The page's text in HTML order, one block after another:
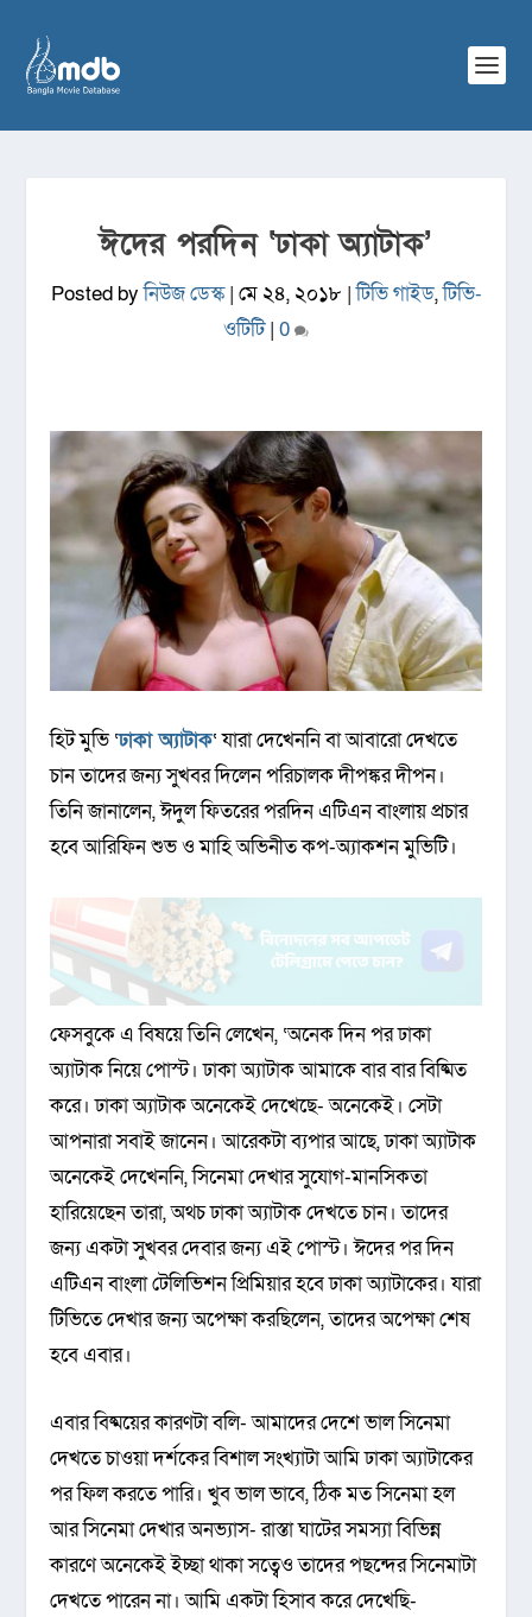
ঈদের পরদিন ‘ঢাকা অ্যাটাক’
Posted byনিউজ ডেস্ক| মে ২৪, ২০১৮ |টিভি গাইড,টিভি-
ওটিটি| 0
হিট মুভি ‘ঢাকা অ্যাটাক‘ যারা দেখেননি বা আবারো দেখতে
চান তাদের জন্য সুখবর দিলেন পরিচালক দীপঙ্কর দীপন।
তিনি জানালেন, ঈদুল ফিতরের পরদিন এটিএন বাংলায় প্রচার
হবে আরিফিন শুভ ও মাহি অভিনীত কপ-অ্যাকশন মুভিটি।
ফেসবুকে এ বিষয়ে তিনি লেখেন, ‘অনেক দিন পর ঢাকা
অ্যাটাক নিয়ে পোস্ট। ঢাকা অ্যাটাক আমাকে বার বার বিষ্মিত
করে। ঢাকা অ্যাটাক অনেকেই দেখেছে- অনেকেই। সেটা
আপনারা সবাই জানেন। আরেকটা ব্যপার আছে, ঢাকা অ্যাটাক
অনেকেই দেখেননি, সিনেমা দেখার সুযোগ-মানসিকতা
হারিয়েছেন তারা, অথচ ঢাকা অ্যাটাক দেখতে চান। তাদের
জন্য একটা সুখবর দেবার জন্য এই পোস্ট। ঈদের পর দিন
এটিএন বাংলা টেলিভিশন প্রিমিয়ার হবে ঢাকা অ্যাটাকের। যারা
টিভিতে দেখার জন্য অপেক্ষা করছিলেন, তাদের অপেক্ষা শেষ
হবে এবার।
এবার বিষ্ময়ের কারণটা বলি- আমাদের দেশে ভাল সিনেমা
দেখতে চাওয়া দর্শকের বিশাল সংখ্যাটা আমি ঢাকা অ্যাটাকের
পর ফিল করতে পারি। খুব ভাল ভাবে, ঠিক মত সিনেমা হল
আর সিনেমা দেখার অনভ্যাস- রাস্তা ঘাটের সমস্যা বিভিন্ন
কারণে অনেকেই ইচ্ছা থাকা সত্বেও তাদের পছন্দের সিনেমাটা
দেখতে পারেন না। আমি একটা হিসাব করে দেখেছি-